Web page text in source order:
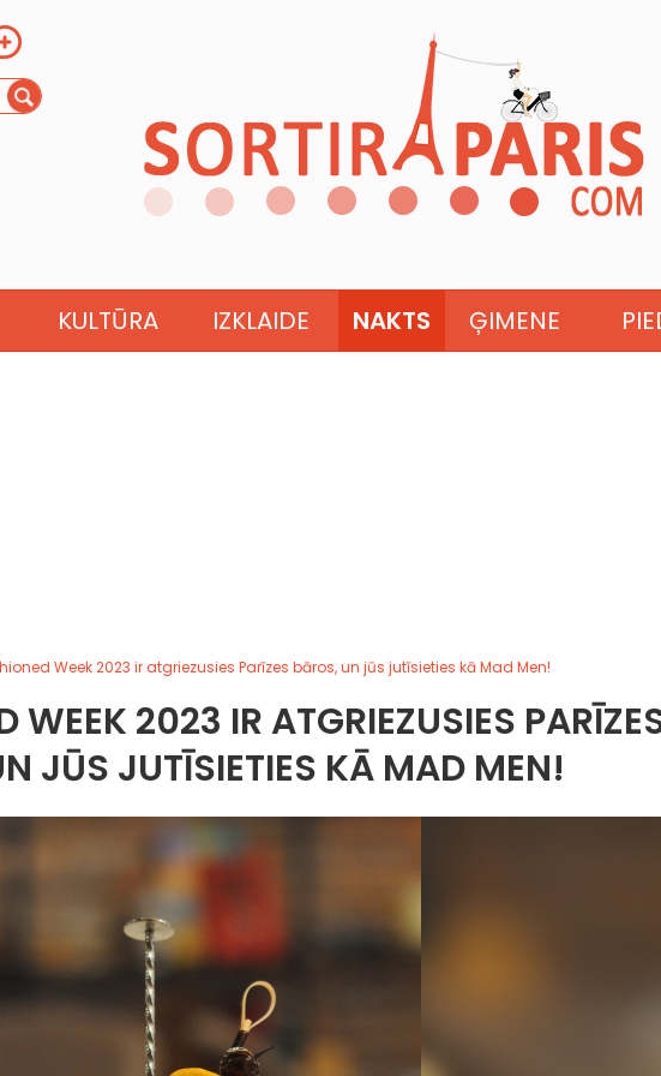
KULTŪRA IZKLAIDE NAKTS ĢIMENE
Week 2023 ir atgriezusies Parīzes bāros, un jūs jutīsieties kā Mad Men!
WEEK 2023 IR ATGRIEZUSIES
JŪS JUTĪSIETIES KĀ MAD MEN!